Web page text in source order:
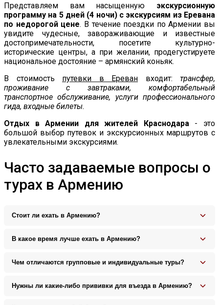
Представляем вам насыщенную экскурсионную
программу на 5 дней (4 ночи) с экскурсиям из Еревана
по недорогой цене. В течение поездки по Армении вы
увидите чудесные, завораживающие и известные
достопримечательности, посетите культурно-
исторические центры, а при желании, продегустируете
национальное достояние – армянский коньяк.
В стоимость путевки в Ереван входит: трансфер,
проживание с завтраками, комфортабельный
транспортное обслуживание, услуги профессионального
гида, входные билеты.
Отдых в Армении для жителей Краснодара - это
большой выбор путевок и экскурсионных маршрутов с
увлекательными экскурсиями.
Часто задаваемые вопросы о
турах в Армению
Стоит ли ехать в Армению?
В какое время лучше ехать в Армению?
Чем отличаются групповые и индивидуальные туры?
Нужны ли какие-либо прививки для въезда в Армению?